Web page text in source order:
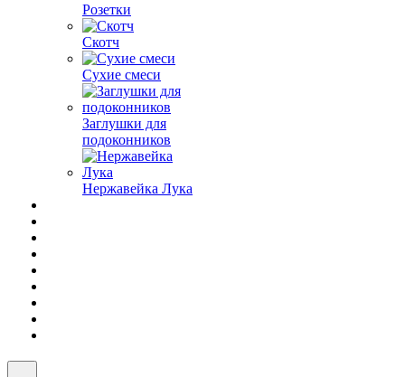
Розетки
Скотч
Сухие смеси
Заглушки для
подоконников
Нержавейка Лука